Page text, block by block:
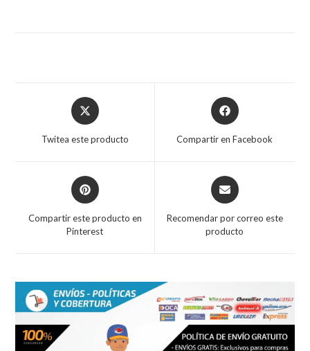
Opens
in
Twitea este producto
Opens
in
Compartir en Facebook
Opens
in
new
Compartir este producto en
Pinterest
Opens
in
new
Recomendar por correo este
producto